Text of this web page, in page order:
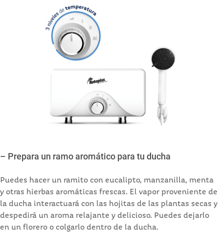
– Prepara un ramo aromático para tu ducha
Puedes hacer un ramito con eucalipto, manzanilla, menta
y otras hierbas aromáticas frescas. El vapor proveniente de
la ducha interactuará con las hojitas de las plantas secas y
despedirá un aroma relajante y delicioso. Puedes dejarlo
en un florero o colgarlo dentro de la ducha.